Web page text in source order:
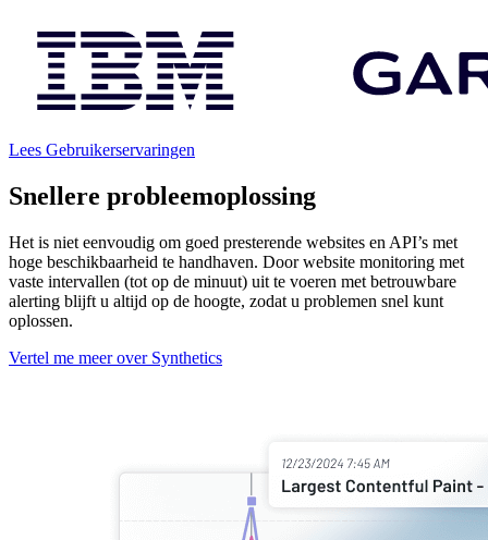
Lees Gebruikerservaringen
Snellere probleemoplossing
Het is niet eenvoudig om goed presterende websites en API’s met
hoge beschikbaarheid te handhaven. Door website monitoring met
vaste intervallen (tot op de minuut) uit te voeren met betrouwbare
alerting blijft u altijd op de hoogte, zodat u problemen snel kunt
oplossen.
Vertel me meer over Synthetics